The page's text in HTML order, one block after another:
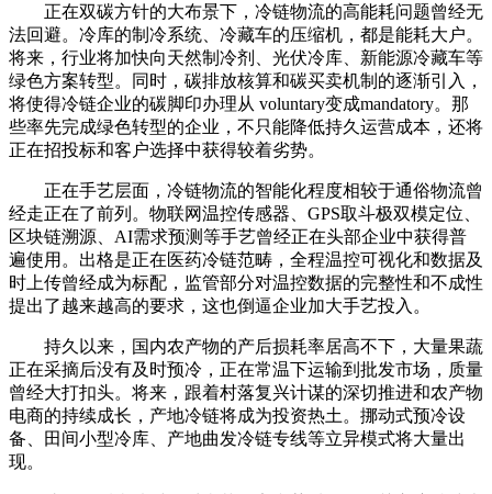
正在双碳方针的大布景下，冷链物流的高能耗问题曾经无
法回避。冷库的制冷系统、冷藏车的压缩机，都是能耗大户。
将来，行业将加快向天然制冷剂、光伏冷库、新能源冷藏车等
绿色方案转型。同时，碳排放核算和碳买卖机制的逐渐引入，
将使得冷链企业的碳脚印办理从 voluntary变成mandatory。那
些率先完成绿色转型的企业，不只能降低持久运营成本，还将
正在招投标和客户选择中获得较着劣势。
正在手艺层面，冷链物流的智能化程度相较于通俗物流曾
经走正在了前列。物联网温控传感器、GPS取斗极双模定位、
区块链溯源、AI需求预测等手艺曾经正在头部企业中获得普
遍使用。出格是正在医药冷链范畴，全程温控可视化和数据及
时上传曾经成为标配，监管部分对温控数据的完整性和不成性
提出了越来越高的要求，这也倒逼企业加大手艺投入。
持久以来，国内农产物的产后损耗率居高不下，大量果蔬
正在采摘后没有及时预冷，正在常温下运输到批发市场，质量
曾经大打扣头。将来，跟着村落复兴计谋的深切推进和农产物
电商的持续成长，产地冷链将成为投资热土。挪动式预冷设
备、田间小型冷库、产地曲发冷链专线等立异模式将大量出
现。